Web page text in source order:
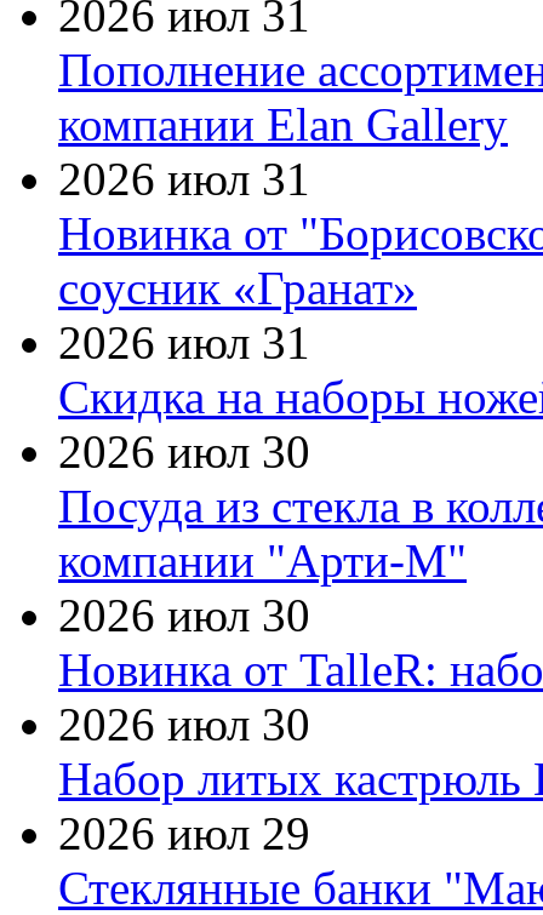
2026 июл 31
Пополнение
компании Elan Gallery
2026 июл 31
Новинка от
соусник «Гранат»
2026 июл 31
Скидка на наборы
2026 июл 30
Посуда из стекла в
компании "Арти-М"
2026 июл 30
Новинка от TalleR:
2026 июл 30
Набор литых кастрюль
2026 июл 29
Стеклянные банки